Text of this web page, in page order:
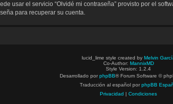
usar el servicio “Olvidé mi contraseña” provisto por el
para recuperar su cuenta.
lucid_lime style created by Melvin
Co-Author: MannixMD
Style Version: 1.2.4
Desarrollado por phpBB® Forum Software ©
Traducción al español por phpBB
Privacidad | Condiciones